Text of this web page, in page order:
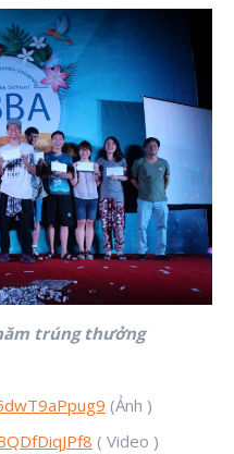
trúng thưởng
(Ảnh )
( Video )